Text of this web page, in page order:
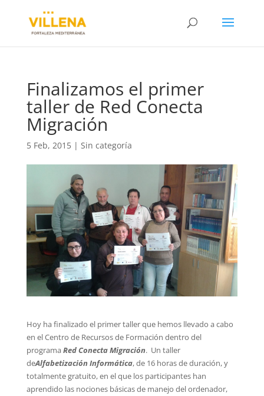
Finalizamos el primer
taller de Red Conecta
Migración
5 Feb, 2015| Sin categoría
Hoy ha finalizado el primer taller que hemos llevado a cabo
en el Centro de Recursos de Formación dentro del
programaRed Conecta Migración. Un taller
deAlfabetización Informática, de 16 horas de duración, y
totalmente gratuito, en el que los participantes han
aprendido las nociones básicas de manejo del ordenador,